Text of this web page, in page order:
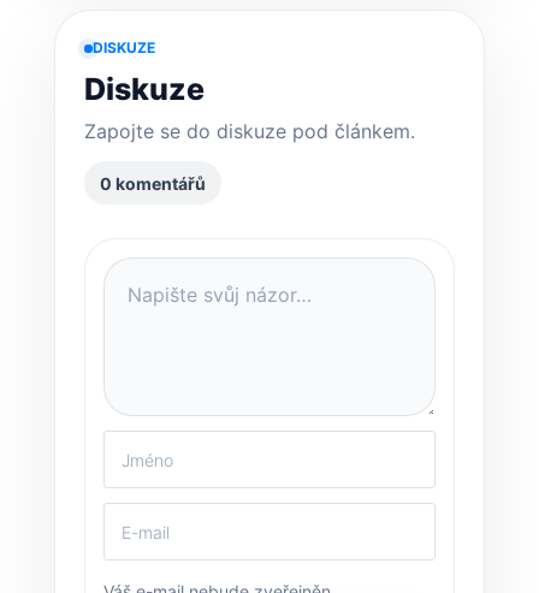
DISKUZE
Diskuze
Zapojte se do diskuze pod článkem.
0 komentářů